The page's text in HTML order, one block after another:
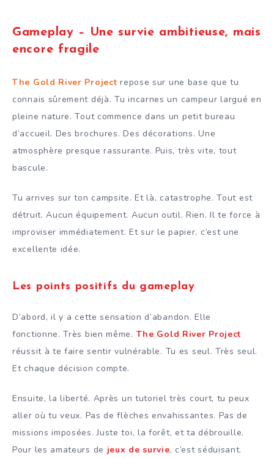
Gameplay – Une survie ambitieuse, mais
encore fragile
The Gold River Project repose sur une base que tu
connais sûrement déjà. Tu incarnes un campeur largué en
pleine nature. Tout commence dans un petit bureau
d’accueil. Des brochures. Des décorations. Une
atmosphère presque rassurante. Puis, très vite, tout
bascule.
Tu arrives sur ton campsite. Et là, catastrophe. Tout est
détruit. Aucun équipement. Aucun outil. Rien. Il te force à
improviser immédiatement. Et sur le papier, c’est une
excellente idée.
Les points positifs du gameplay
D’abord, il y a cette sensation d’abandon. Elle
fonctionne. Très bien même. The Gold River Project
réussit à te faire sentir vulnérable. Tu es seul. Très seul.
Et chaque décision compte.
Ensuite, la liberté. Après un tutoriel très court, tu peux
aller où tu veux. Pas de flèches envahissantes. Pas de
missions imposées. Juste toi, la forêt, et ta débrouille.
Pour les amateurs de jeux de survie, c’est séduisant.